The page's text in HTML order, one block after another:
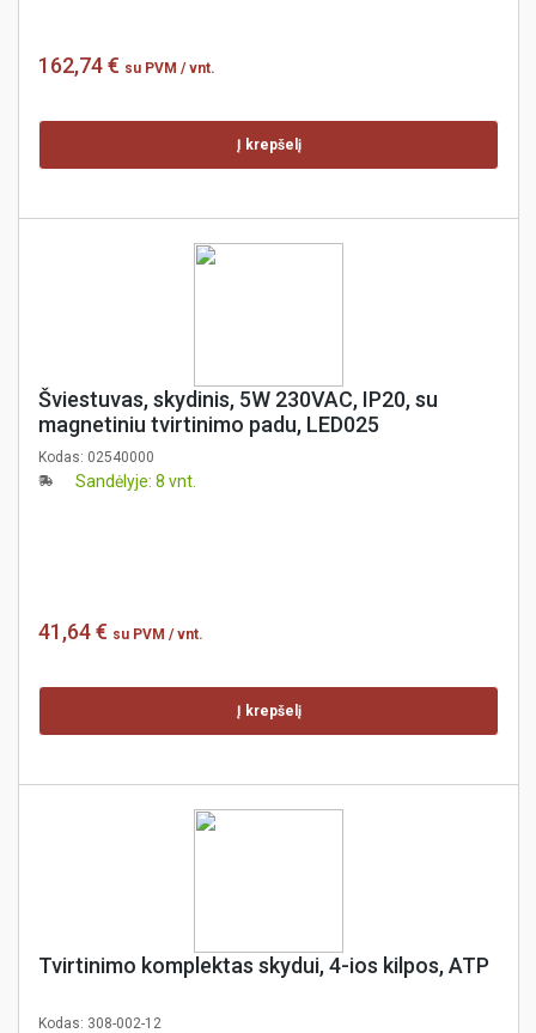
162,74 € su PVM / vnt.
Į krepšelį
Šviestuvas, skydinis, 5W 230VAC, IP20, su
magnetiniu tvirtinimo padu, LED025
Kodas: 02540000
Sandėlyje: 8 vnt.
41,64 € su PVM / vnt.
Į krepšelį
Tvirtinimo komplektas skydui, 4-ios kilpos, ATP
Kodas: 308-002-12